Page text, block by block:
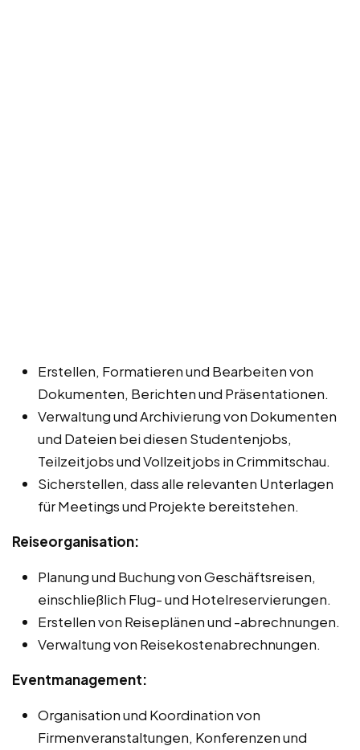
Erstellen, Formatieren und Bearbeiten von
Dokumenten, Berichten und Präsentationen.
Verwaltung und Archivierung von Dokumenten
und Dateien bei diesen Studentenjobs,
Teilzeitjobs und Vollzeitjobs in Crimmitschau.
Sicherstellen, dass alle relevanten Unterlagen
für Meetings und Projekte bereitstehen.
Reiseorganisation:
Planung und Buchung von Geschäftsreisen,
einschließlich Flug- und Hotelreservierungen.
Erstellen von Reiseplänen und -abrechnungen.
Verwaltung von Reisekostenabrechnungen.
Eventmanagement:
Organisation und Koordination von
Firmenveranstaltungen, Konferenzen und